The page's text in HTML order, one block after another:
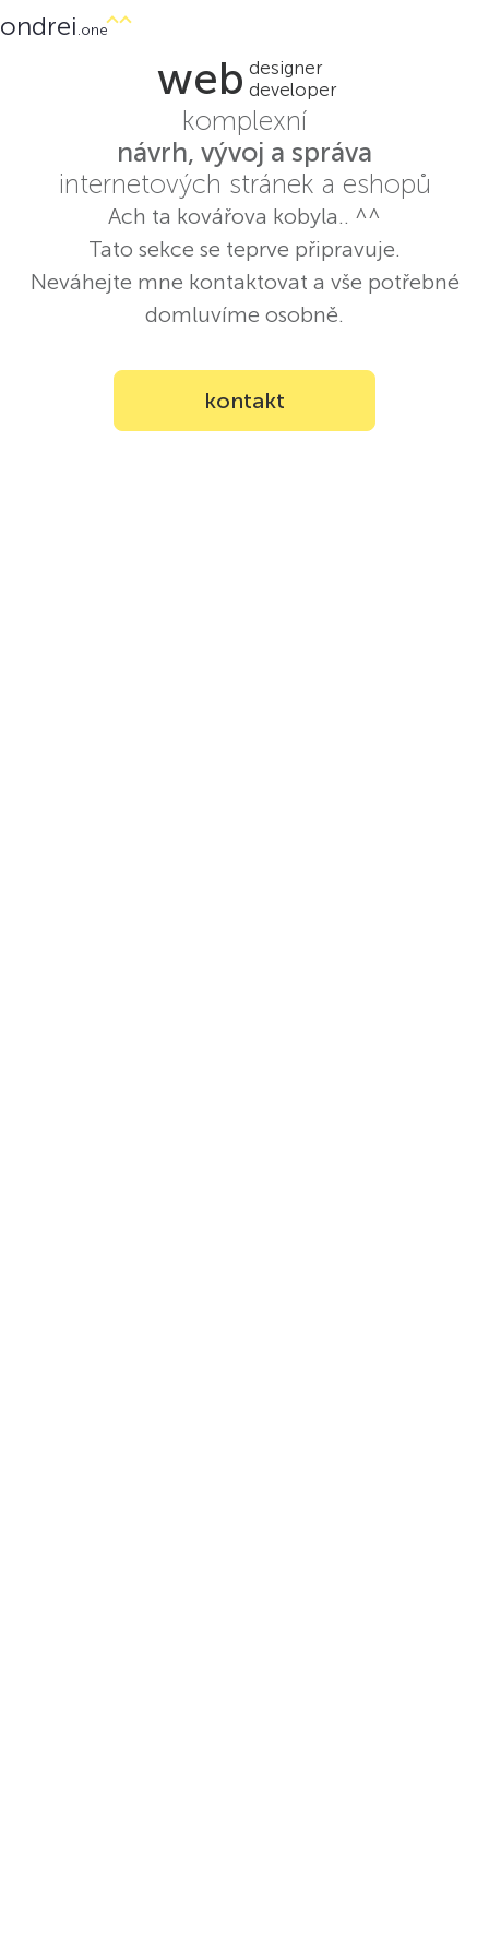
ondrei.one
web designer
developer
komplexní
návrh, vývoj a správa
internetových stránek a eshopů
Ach ta kovářova kobyla.. ^^
Tato sekce se teprve připravuje.
Neváhejte mne kontaktovat a vše potřebné
domluvíme osobně.
kontakt